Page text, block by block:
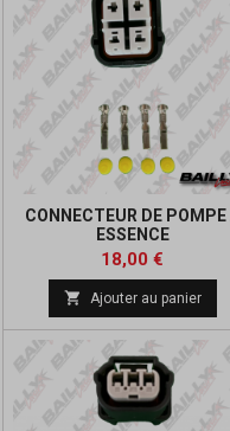
CONNECTEUR DE POMPE
ESSENCE
Prix
18,00 €
 Ajouter au panier